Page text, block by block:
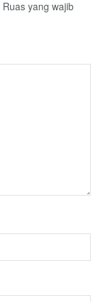
Ruas yang wajib